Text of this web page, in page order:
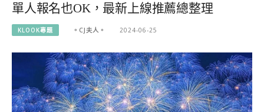
單人報名也OK，最新上線推薦總整理
KLOOK專題 。CJ夫人。 2024-06-25